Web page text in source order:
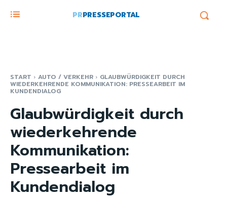
PRPRESSEPORTAL
START AUTO / VERKEHR GLAUBWÜRDIGKEIT DURCH
WIEDERKEHRENDE KOMMUNIKATION: PRESSEARBEIT IM
KUNDENDIALOG
Glaubwürdigkeit durch
wiederkehrende
Kommunikation:
Pressearbeit im
Kundendialog